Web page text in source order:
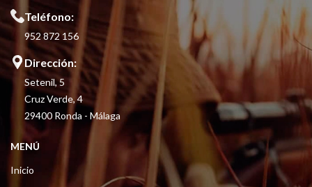
Teléfono:
952 872 156
Dirección:
Setenil, 5
Cruz Verde, 4
29400 Ronda - Málaga
MENÚ
Inicio